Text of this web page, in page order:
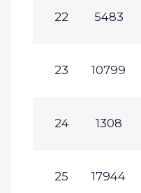
22 5483
23 10799
24 1308
25 17944